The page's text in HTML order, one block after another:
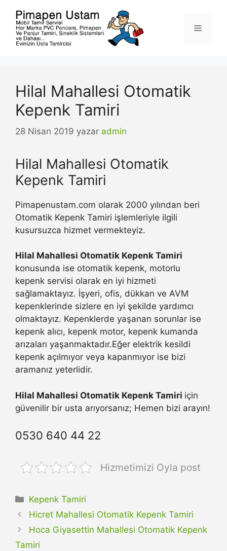
Menü
Hilal Mahallesi Otomatik
Kepenk Tamiri
28 Nisan 2019 yazar admin
Hilal Mahallesi Otomatik
Kepenk Tamiri
Pimapenustam.com olarak 2000 yılından beri
Otomatik Kepenk Tamiri işlemleriyle ilgili
kusursuzca hizmet vermekteyiz.
Hilal Mahallesi Otomatik Kepenk Tamiri
konusunda ise otomatik kepenk, motorlu
kepenk servisi olarak en iyi hizmeti
sağlamaktayız. İşyeri, ofis, dükkan ve AVM
kepenklerinde sizlere en iyi şekilde yardımcı
olmaktayız. Kepenklerde yaşanan sorunlar ise
kepenk alıcı, kepenk motor, kepenk kumanda
arızaları yaşanmaktadır.Eğer elektrik kesildi
kepenk açılmıyor veya kapanmıyor ise bizi
aramanız yeterlidir.
Hilal Mahallesi Otomatik Kepenk Tamiri için
güvenilir bir usta arıyorsanız; Hemen bizi arayın!
0530 640 44 22
Hizmetimizi Oyla post
Kategoriler
Kepenk Tamiri
Hicret Mahallesi Otomatik Kepenk Tamiri
Hoca Giyasettin Mahallesi Otomatik Kepenk
Tamiri